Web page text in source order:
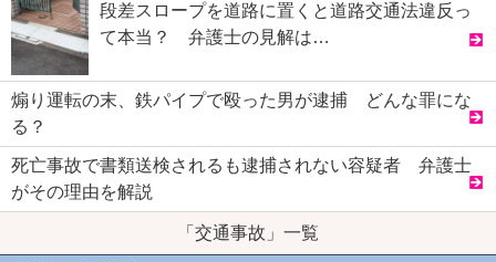
段差スロープを道路に置くと道路交通法違反っ
て本当？ 弁護士の見解は…
煽り運転の末、鉄パイプで殴った男が逮捕 どんな罪にな
る？
死亡事故で書類送検されるも逮捕されない容疑者 弁護士
がその理由を解説
「交通事故」一覧